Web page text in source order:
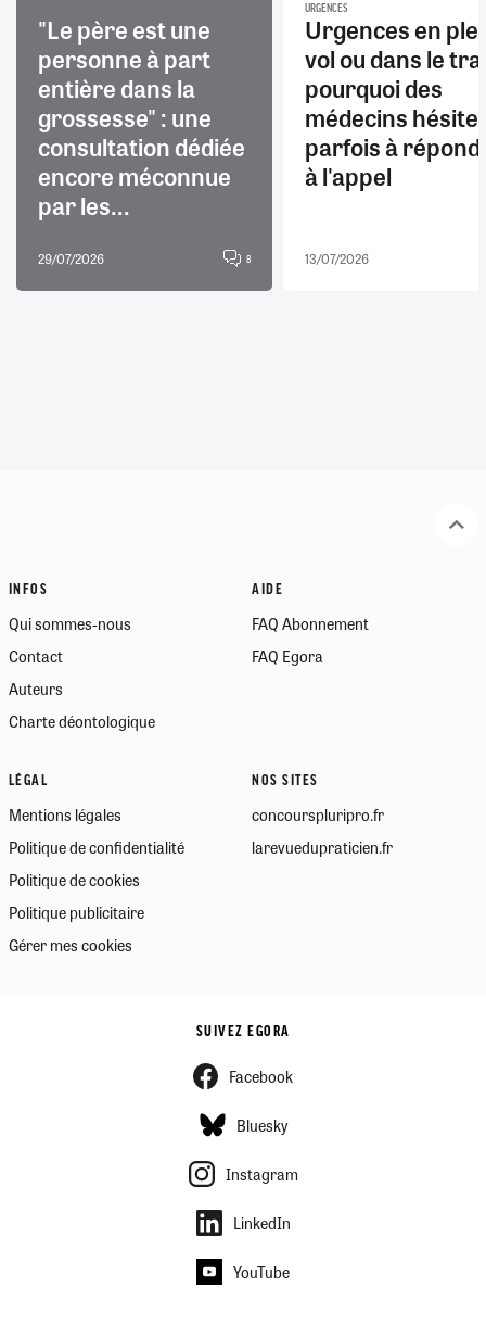
"Le père est une
personne à part
entière dans la
grossesse" : une
consultation dédiée
encore méconnue
par les...
29/07/2026 8
URGENCES
Urgences en
vol ou dans le
pourquoi des
médecins
parfois à
à l'appel
13/07/2026
INFOS
Qui sommes-nous
Contact
Auteurs
Charte déontologique
AIDE
FAQ Abonnement
FAQ Egora
LÉGAL
Mentions légales
Politique de confidentialité
Politique de cookies
Politique publicitaire
Gérer mes cookies
NOS SITES
concourspluripro.fr
larevuedupraticien.fr
SUIVEZ EGORA
Facebook
Bluesky
Instagram
LinkedIn
YouTube